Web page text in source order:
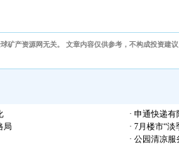
矿产资源网无关。 文章内容仅供参考，不构成投资建
· 申通快递
局
· 7月楼市“淡
· 公园清凉